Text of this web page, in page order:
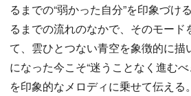
るまでの“弱かった自分”を印象づけ
るまでの流れのなかで、そのモー
て、雲ひとつない青空を象徴的に描
になった今こそ“迷うことなく進む
を印象的なメロディに乗せて伝える